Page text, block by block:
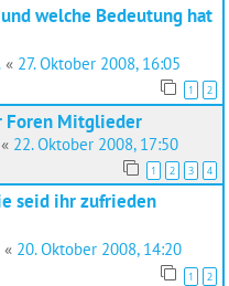
welche Bedeutung hat
« 27. Oktober 2008, 16:05
1 2
Foren Mitglieder
« 22. Oktober 2008, 17:50
1 2 3 4
seid ihr zufrieden
« 20. Oktober 2008, 14:20
1 2